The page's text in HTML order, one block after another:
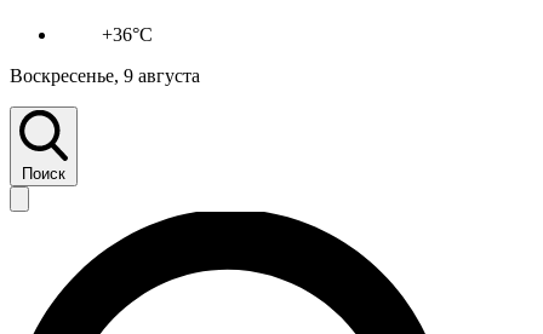
+36°C
Воскресенье, 9 августа
Поиск